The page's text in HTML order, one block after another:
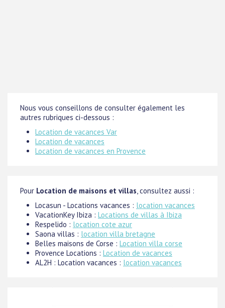
Nous vous conseillons de consulter également les
autres rubriques ci-dessous :
Location de vacances Var
Location de vacances
Location de vacances en Provence
Pour Location de maisons et villas , consultez aussi :
Locasun - Locations vacances : location vacances
VacationKey Ibiza : Locations de villas à Ibiza
Respelido : location cote azur
Saona villas : location villa bretagne
Belles maisons de Corse : Location villa corse
Provence Locations : Location de vacances
AL2H : Location vacances : location vacances